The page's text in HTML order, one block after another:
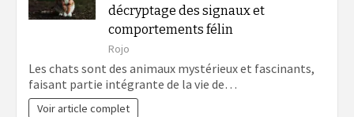
décryptage des signaux et
comportements félin
Rojo
Les chats sont des animaux mystérieux et fascinants,
faisant partie intégrante de la vie de…
Voir article complet